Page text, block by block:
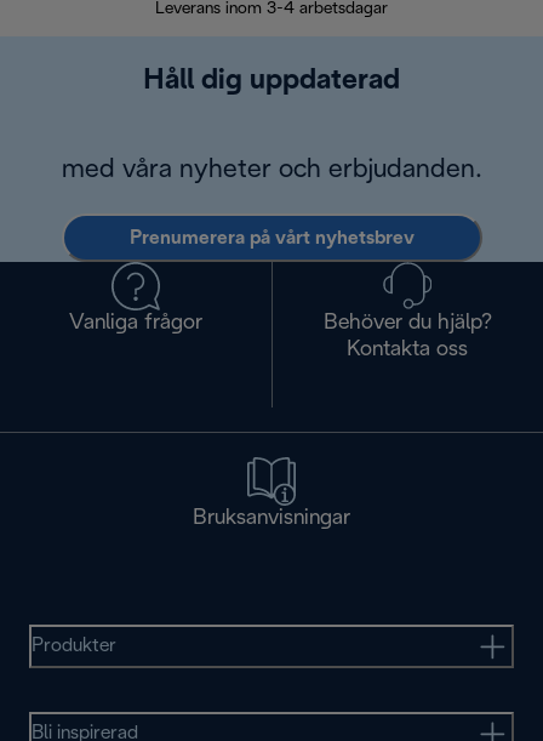
Leverans inom 3-4 arbetsdagar
Håll dig uppdaterad
med våra nyheter och erbjudanden.
Prenumerera på vårt nyhetsbrev
Vanliga frågor
Behöver du hjälp?
Kontakta oss
Bruksanvisningar
Produkter
Bli inspirerad